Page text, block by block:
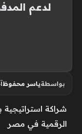
لدعم
بواسطةياسر محفوظ
شراكة
الرقمية في مصر